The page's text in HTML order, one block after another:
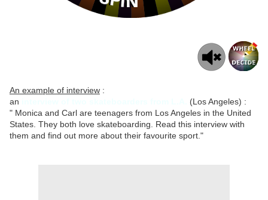
An example of interview :
an
(Los Angeles) :
" Monica and Carl are teenagers from Los Angeles in the United
States. They both love skateboarding. Read this interview with
them and find out more about their favourite sport."